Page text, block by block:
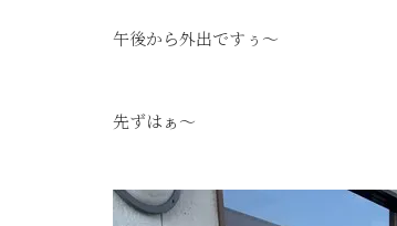
午後から外出ですぅ～
先ずはぁ～